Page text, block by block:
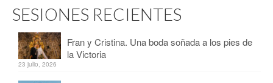
SESIONES RECIENTES
Fran y Cristina. Una boda soñada a los pies de
la Victoria
23 julio, 2026